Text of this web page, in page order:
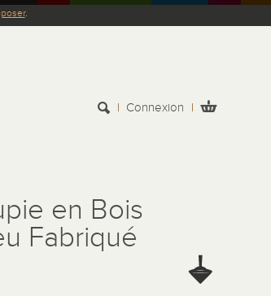
.
Connexion
en Bois
Fabriqué